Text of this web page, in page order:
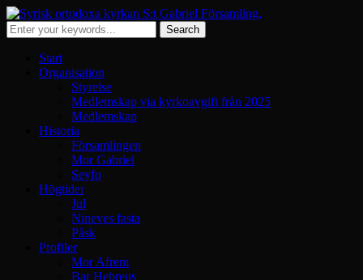
Start
Organisation
Styrelse
Medlemskap via kyrkoavgift från 2025
Medlemskap
Historia
Församlingen
Mor Gabriel
Seyfo
Högtider
Jul
Nineves fasta
Påsk
Profiler
Mor Afrem
Bar Hebreus